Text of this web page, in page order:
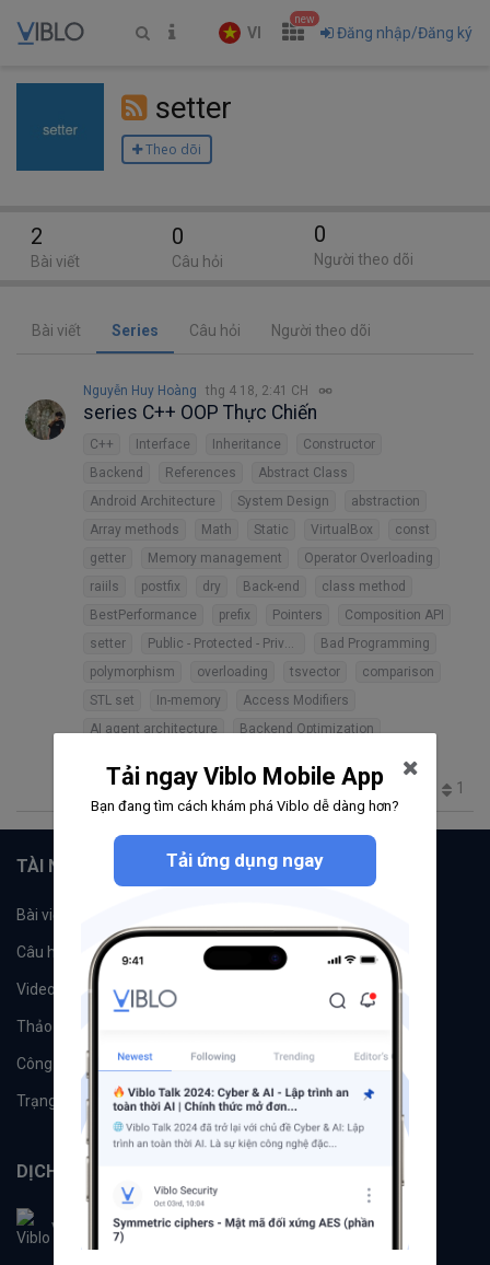
VI
new
Đăng nhập/Đăng ký
setter
Theo dõi
Bài viết Series Câu hỏi Người theo dõi
Nguyễn Huy Hoàng thg 4 18, 2:41 CH
series C++ OOP Thực Chiến
C++ Interface Inheritance
Constructor
Backend
References
Abstract Class
Android Architecture
System Design
abstraction
Array methods
Math Static VirtualBox
const
getter
Memory management
Operator Overloading
raiils
postfix dry Back-end
class method
BestPerformance
prefix Pointers
Composition API
setter
Public - Protected - Private
Bad Programming
polymorphism
overloading tsvector
comparison
STL set
In-memory
Access Modifiers
AI agent architecture
Backend Optimization
103 1 0 40 1
2
Bài viết
0
Câu hỏi
0
Người theo dõi
TÀI NGUYÊN
Bài viết
Câu hỏi Tags
Videos
Thảo luận
Công cụ Machine Learning
Trạng thái hệ thống
DỊCH VỤ
Viblo
Tải ngay Viblo Mobile App
Bạn đang tìm cách khám phá Viblo dễ dàng hơn?
Tải ứng dụng ngay